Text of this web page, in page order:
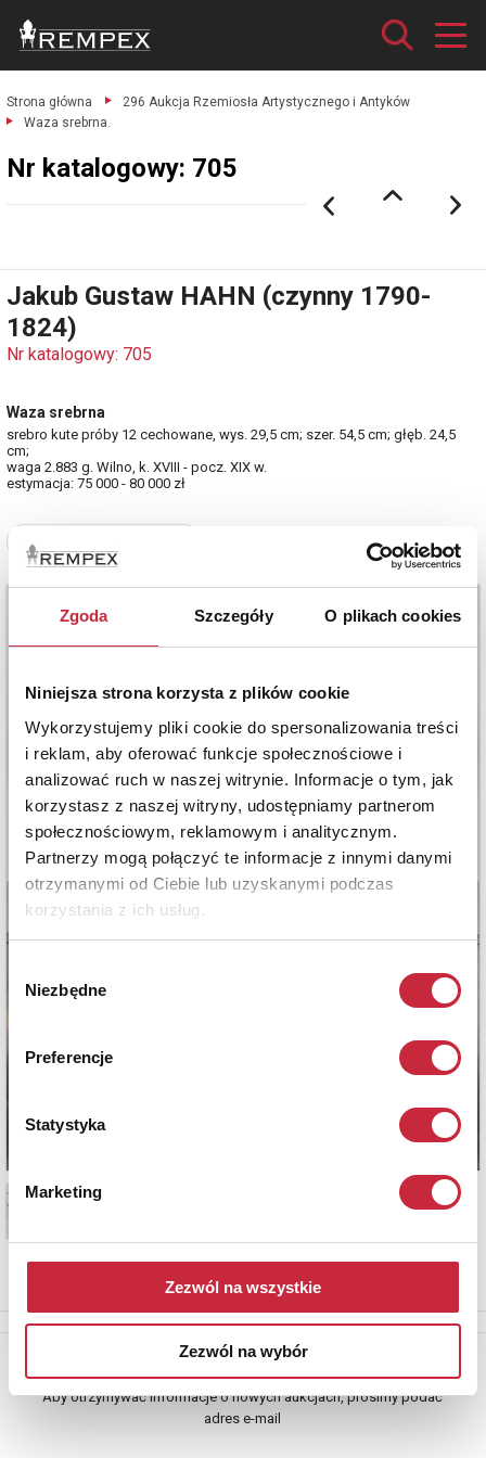
Zgoda Szczegóły O plikach cookies
Niniejsza strona korzysta z plików cookie
Wykorzystujemy pliki cookie do spersonalizowania treści
i reklam, aby oferować funkcje społecznościowe i
analizować ruch w naszej witrynie. Informacje o tym, jak
korzystasz z naszej witryny, udostępniamy partnerom
społecznościowym, reklamowym i analitycznym.
Partnerzy mogą połączyć te informacje z innymi danymi
otrzymanymi od Ciebie lub uzyskanymi podczas
korzystania z ich usług.
zgody
Niezbędne
Preferencje
Statystyka
Marketing
Zezwól na wszystkie
Zezwól na wybór
Strona główna
296 Aukcja Rzemiosła Artystycznego i Antyków
Waza srebrna.
Nr katalogowy: 705
Jakub Gustaw HAHN (czynny 1790-
1824)
Nr katalogowy: 705
Waza srebrna
srebro kute próby 12 cechowane, wys. 29,5 cm; szer. 54,5 cm; głęb. 24,5
cm;
waga 2.883 g. Wilno, k. XVIII - pocz. XIX w.
estymacja: 75 000 - 80 000 zł
Zobacz pełne informacje
Newsletter
Aby otrzymywać informacje o nowych aukcjach, prosimy podać
adres e-mail